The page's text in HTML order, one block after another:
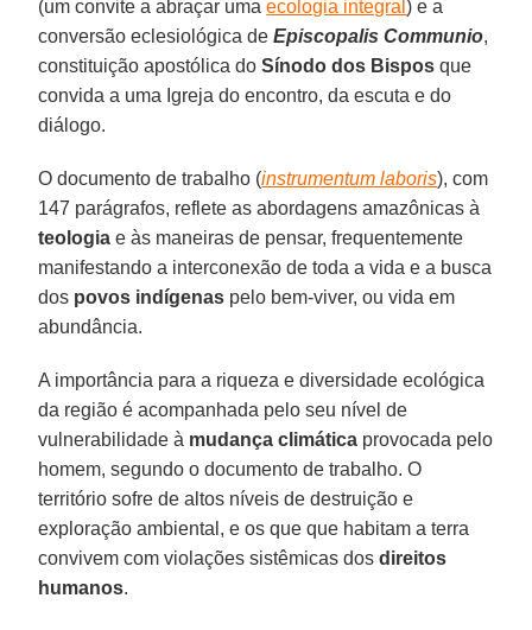
(um convite a abraçar umaecologia integral) e a
conversão eclesiológica deEpiscopalis Communio,
constituição apostólica doSínodo dos Bispos que
convida a uma Igreja do encontro, da escuta e do
diálogo.
O documento de trabalho (instrumentum laboris), com
147 parágrafos, reflete as abordagens amazônicas à
teologia e às maneiras de pensar, frequentemente
manifestando a interconexão de toda a vida e a busca
dos povos indígenas pelo bem-viver, ou vida em
abundância.
A importância para a riqueza e diversidade ecológica
da região é acompanhada pelo seu nível de
vulnerabilidade à mudança climática provocada pelo
homem, segundo o documento de trabalho. O
território sofre de altos níveis de destruição e
exploração ambiental, e os que que habitam a terra
convivem com violações sistêmicas dosdireitos
humanos.